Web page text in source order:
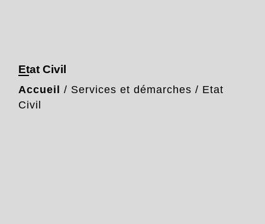
Etat Civil
Accueil / Services et démarches / Etat
Civil